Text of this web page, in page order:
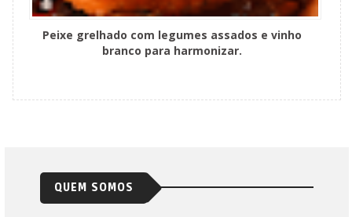
Peixe grelhado com legumes assados e vinho
branco para harmonizar.
QUEM SOMOS